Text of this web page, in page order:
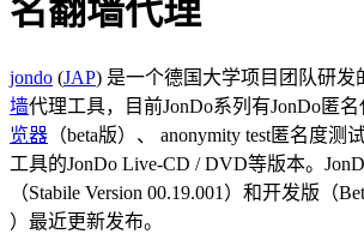
名翻墙代理
jondo (JAP) 是一个德国大学项目团队研发
墙代理工具，目前JonDo系列有JonDo匿名
览器 （beta版）、 anonymity test匿名度测
工具的JonDo Live-CD / DVD等版本。
（Stabile Version 00.19.001）和开发版（
）最近更新发布。